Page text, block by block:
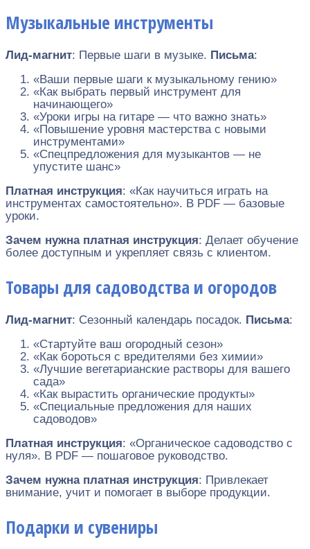
Музыкальные инструменты
Лид-магнит: Первые шаги в музыке. Письма:
«Ваши первые шаги к музыкальному гению»
«Как выбрать первый инструмент для
начинающего»
«Уроки игры на гитаре — что важно знать»
«Повышение уровня мастерства с новыми
инструментами»
«Спецпредложения для музыкантов — не
упустите шанс»
Платная инструкция: «Как научиться играть на
инструментах самостоятельно». В PDF — базовые
уроки.
Зачем нужна платная инструкция: Делает обучение
более доступным и укрепляет связь с клиентом.
Товары для садоводства и огородов
Лид-магнит: Сезонный календарь посадок. Письма:
«Стартуйте ваш огородный сезон»
«Как бороться с вредителями без химии»
«Лучшие вегетарианские растворы для вашего
сада»
«Как вырастить органические продукты»
«Специальные предложения для наших
садоводов»
Платная инструкция: «Органическое садоводство с
нуля». В PDF — пошаговое руководство.
Зачем нужна платная инструкция: Привлекает
внимание, учит и помогает в выборе продукции.
Подарки и сувениры